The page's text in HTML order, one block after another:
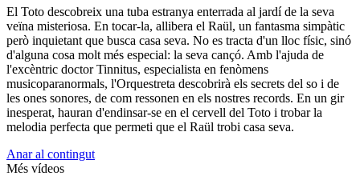
El Toto descobreix una tuba estranya enterrada al jardí de la seva
veïna misteriosa. En tocar-la, allibera el Raül, un fantasma simpàtic
però inquietant que busca casa seva. No es tracta d'un lloc físic, sinó
d'alguna cosa molt més especial: la seva cançó. Amb l'ajuda de
l'excèntric doctor Tinnitus, especialista en fenòmens
musicoparanormals, l'Orquestreta descobrirà els secrets del so i de
les ones sonores, de com ressonen en els nostres records. En un gir
inesperat, hauran d'endinsar-se en el cervell del Toto i trobar la
melodia perfecta que permeti que el Raül trobi casa seva.
Anar al contingut
Més vídeos